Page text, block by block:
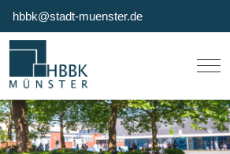
hbbk@stadt-muenster.de